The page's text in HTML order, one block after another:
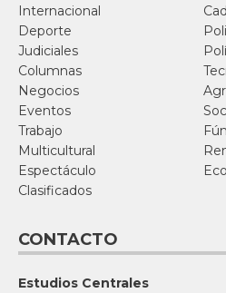
Internacional
Deporte
Judiciales
Columnas
Negocios
Eventos
Trabajo
Multicultural
Espectáculo
Clasificados
CONTACTO
Estudios Centrales